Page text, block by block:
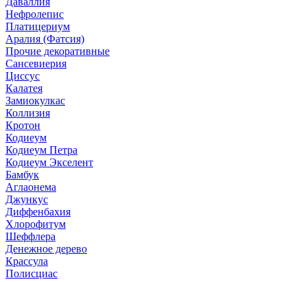
Нефролепис
Платицериум
Аралия (Фатсия)
Прочие декоративные
Сансевиерия
Циссус
Калатея
Замиокулкас
Коллизия
Кротон
Кодиеум
Кодиеум Петра
Кодиеум Экселент
Бамбук
Аглаонема
Джункус
Диффенбахия
Хлорофитум
Шеффлера
Денежное дерево
Крассула
Полисциас